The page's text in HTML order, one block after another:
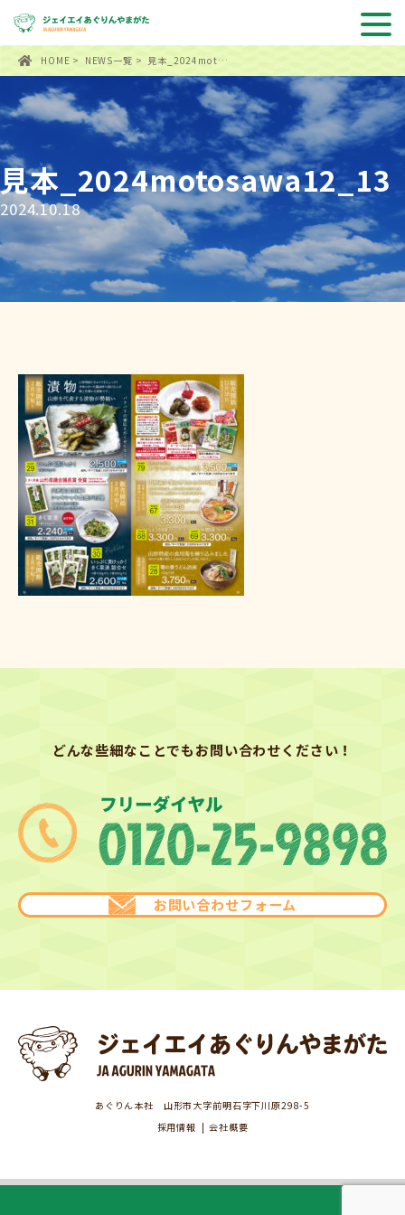
HOME > NEWS一覧 > 見本_2024mot…
見本_2024motosawa12_13
2024.10.18
どんな些細なことでもお問い合わせください！
お問い合わせフォーム
あぐりん本社 山形市大字前明石字下川原298-5
採用情報
会社概要